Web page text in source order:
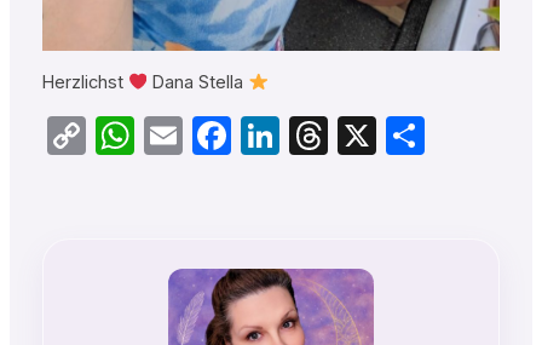
Herzlichst Dana Stella
CopyWhatsApp
EmailFacebook
LinkedIn
Threads
X Teilen